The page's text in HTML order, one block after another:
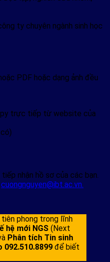
ty chuyên ngành sinh học
PDF hoặc dạng ảnh đều
trực tiếp từ website của
tiếp nhận hồ sơ của các bạn.
cuongnguyen@ibt.ac.vn.
tiên phong trong lĩnh
hệ mới NGS (Next
Phân tích Tin sinh
092.510.8899 để biết